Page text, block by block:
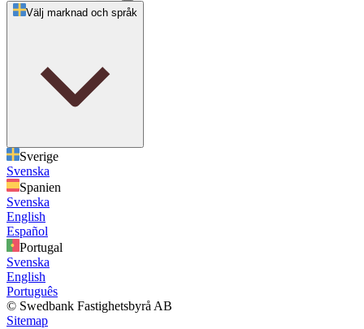
Välj marknad och språk
Sverige
Svenska
Spanien
Svenska
English
Español
Portugal
Svenska
English
Português
© Swedbank Fastighetsbyrå AB
Sitemap